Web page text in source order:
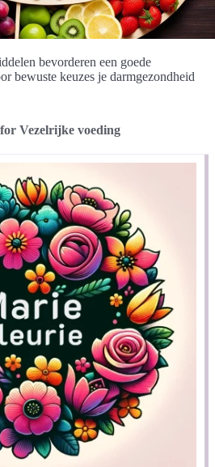
bevorderen een goede
bewuste keuzes je darmgezondheid
Vezelrijke voeding